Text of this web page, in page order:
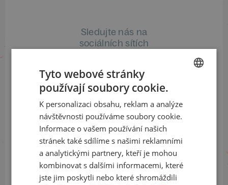
Sledujte nás na
sociálních sítích
Bankovní spojení
Korunový účet (CZK)
77 55 55 22 / 0800
Banka: Česká spořitelna, a.s.,
Olbrachtova 1929/62, 140 00 Praha 4
IBAN: CZ 1008 000 000 000 0 77 55 55 22
ENGLISH
Tyto webové stránky
používají soubory cookie.
K personalizaci obsahu, reklam a analýze
návštěvnosti používáme soubory cookie.
Informace o vašem používání našich
stránek také sdílíme s našimi reklamními
a analytickými partnery, kteří je mohou
kombinovat s dalšími informacemi, které
jste jim poskytli nebo které shromáždili